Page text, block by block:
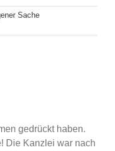
Sache
gedrückt haben.
Die Kanzlei war nach